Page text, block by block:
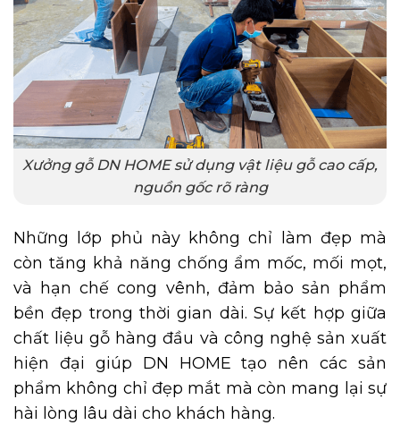
Xưởng gỗ DN HOME sử dụng vật liệu gỗ cao cấp,
nguồn gốc rõ ràng
Những lớp phủ này không chỉ làm đẹp mà
còn tăng khả năng chống ẩm mốc, mối mọt,
và hạn chế cong vênh, đảm bảo sản phẩm
bền đẹp trong thời gian dài. Sự kết hợp giữa
chất liệu gỗ hàng đầu và công nghệ sản xuất
hiện đại giúp DN HOME tạo nên các sản
phẩm không chỉ đẹp mắt mà còn mang lại sự
hài lòng lâu dài cho khách hàng.